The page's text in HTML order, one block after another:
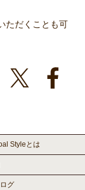
ただくことも可
Styleとは
グ